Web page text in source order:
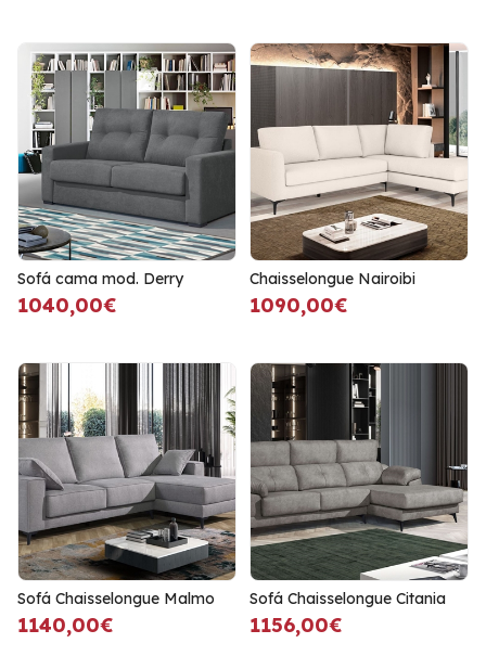
Sofá cama mod. Derry
1040,00€
Chaisselongue Nairoibi
1090,00€
Sofá Chaisselongue Malmo
1140,00€
Sofá Chaisselongue Citania
1156,00€